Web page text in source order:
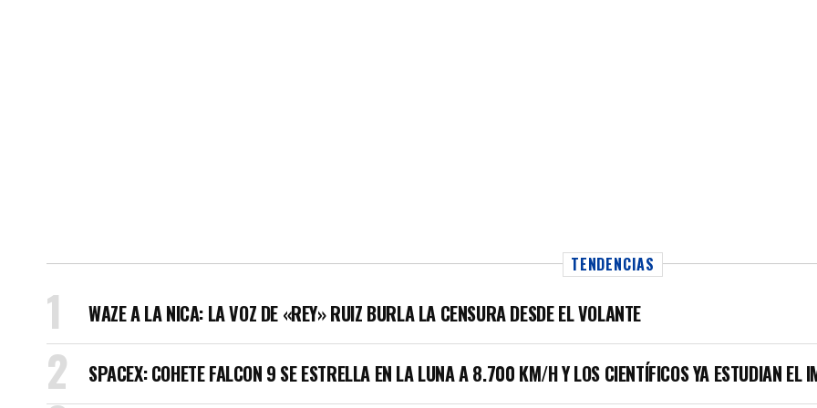
TENDENCIAS
WAZE A LA NICA: LA VOZ DE «REY» RUIZ BURLA LA CENSURA DESDE EL VOLANTE
SPACEX: COHETE FALCON 9 SE ESTRELLA EN LA LUNA A 8.700 KM/H Y LOS CIENTÍFICOS YA ESTUDIAN EL